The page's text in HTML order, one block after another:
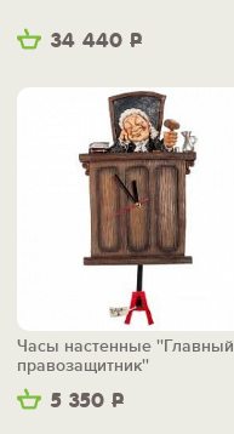
34 440 Р
5 350 Р
Часы настенные ''Главный
правозащитник''